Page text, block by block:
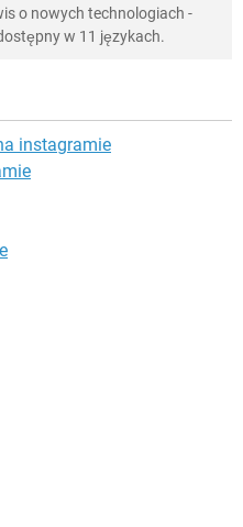
o nowych technologiach -
w 11 językach.
instagramie